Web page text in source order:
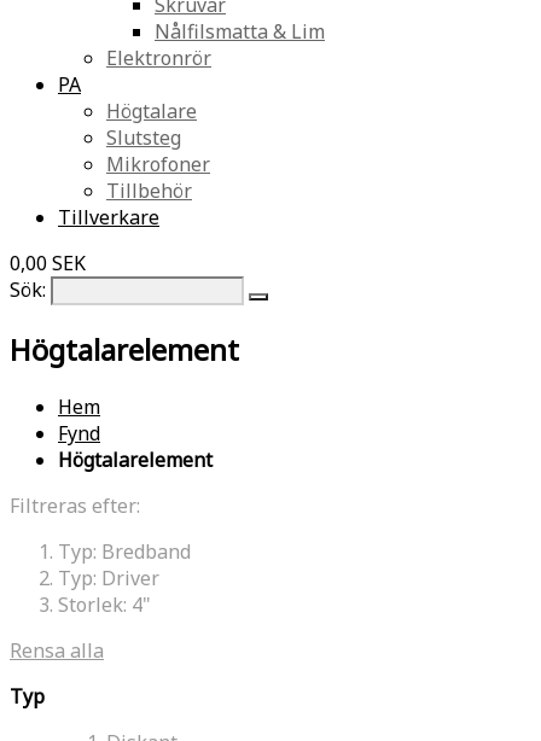
Nålfilsmatta & Lim
Elektronrör
PA
Högtalare
Slutsteg
Mikrofoner
Tillbehör
Tillverkare
0,00 SEK
Sök:
Högtalarelement
Hem
Fynd
Högtalarelement
Filtreras efter:
Typ: Bredband
Typ: Driver
Storlek: 4"
Rensa alla
Typ